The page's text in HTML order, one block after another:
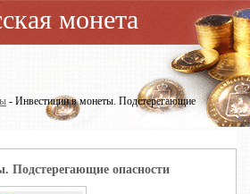
монета
- Инвестиции в монеты. Подстерегающие
Подстерегающие опасности